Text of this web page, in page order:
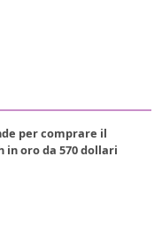
per comprare il
in oro da 570 dollari